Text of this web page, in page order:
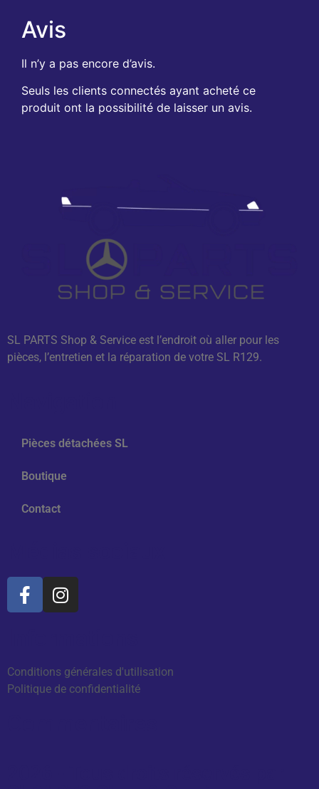
Avis
Il n’y a pas encore d’avis.
Seuls les clients connectés ayant acheté ce
produit ont la possibilité de laisser un avis.
SL PARTS Shop & Service est l’endroit où aller pour les
pièces, l’entretien et la réparation de votre SL R129.
Pièces détachées SL
Boutique
Contact
Conditions générales d'utilisation
Politique de confidentialité